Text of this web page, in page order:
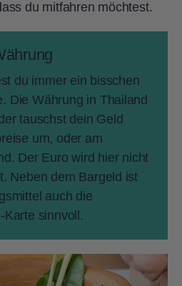
du mitfahren möchtest.
du immer ein bisschen
Die Währung in Thailand
tauschst dein Geld
um, oder am
Der Euro wird hier nicht
Neben dem Bargeld ist
auch die
Karte sinnvoll.